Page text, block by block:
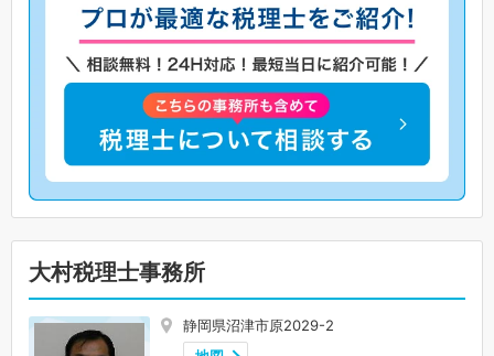
大村税理士事務所
静岡県沼津市原2029-2